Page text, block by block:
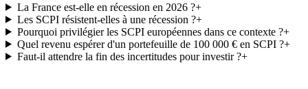
La France est-elle en récession en 2026 ?+
Les SCPI résistent-elles à une récession ?+
Pourquoi privilégier les SCPI européennes dans ce contexte ?+
Quel revenu espérer d'un portefeuille de 100 000 € en SCPI ?+
Faut-il attendre la fin des incertitudes pour investir ?+